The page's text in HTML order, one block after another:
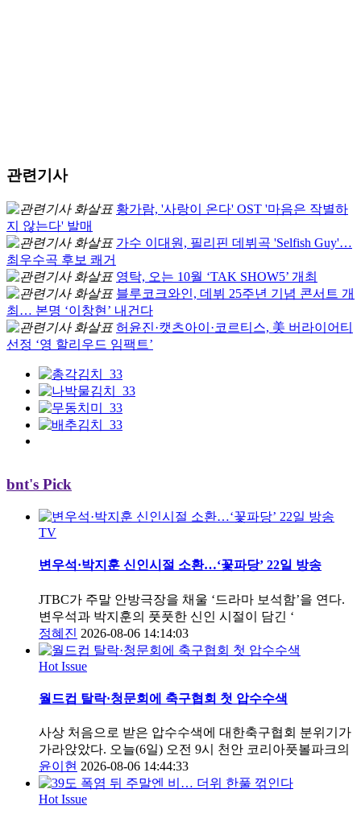
관련기사
황가람, '사랑이 온다' OST '마음은 작별하
지 않는다' 발매
가수 이대원, 필리핀 데뷔곡 'Selfish Guy'…
최우수곡 후보 쾌거
영탁, 오는 10월 ‘TAK SHOW5’ 개최
블루코크와인, 데뷔 25주년 기념 콘서트 개
최… 본명 ‘이창현’ 내건다
허윤진·캣츠아이·코르티스, 美 버라이어티
선정 ‘영 할리우드 임팩트’
bnt's Pick
TV
변우석·박지훈 신인시절 소환…‘꽃파당’ 22일 방송
JTBC가 주말 안방극장을 채울 ‘드라마 보석함’을 연다.
변우석과 박지훈의 풋풋한 신인 시절이 담긴 ‘
정혜진 2026-08-06 14:14:03
Hot Issue
월드컵 탈락·청문회에 축구협회 첫 압수수색
사상 처음으로 받은 압수수색에 대한축구협회 분위기가
가라앉았다. 오늘(6일) 오전 9시 천안 코리아풋볼파크의
윤이현 2026-08-06 14:44:33
Hot Issue